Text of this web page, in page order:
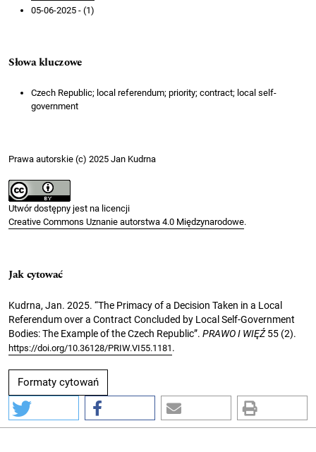
05-06-2025 - (1)
Słowa kluczowe
Czech Republic; local referendum; priority; contract; local self-
government
Prawa autorskie (c) 2025 Jan Kudrna
Utwór dostępny jest na licencji
Creative Commons Uznanie autorstwa 4.0 Międzynarodowe.
Jak cytować
Kudrna, Jan. 2025. “The Primacy of a Decision Taken in a Local
Referendum over a Contract Concluded by Local Self-Government
Bodies: The Example of the Czech Republic”. PRAWO I WIĘŹ55 (2).
https://doi.org/10.36128/PRIW.VI55.1181 .
Formaty cytowań